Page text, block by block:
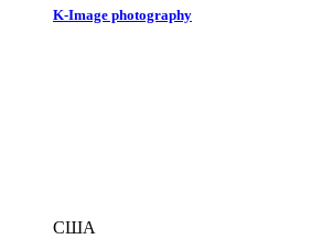
K-Image photography
США